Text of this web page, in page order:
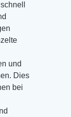
und
Dies
bei